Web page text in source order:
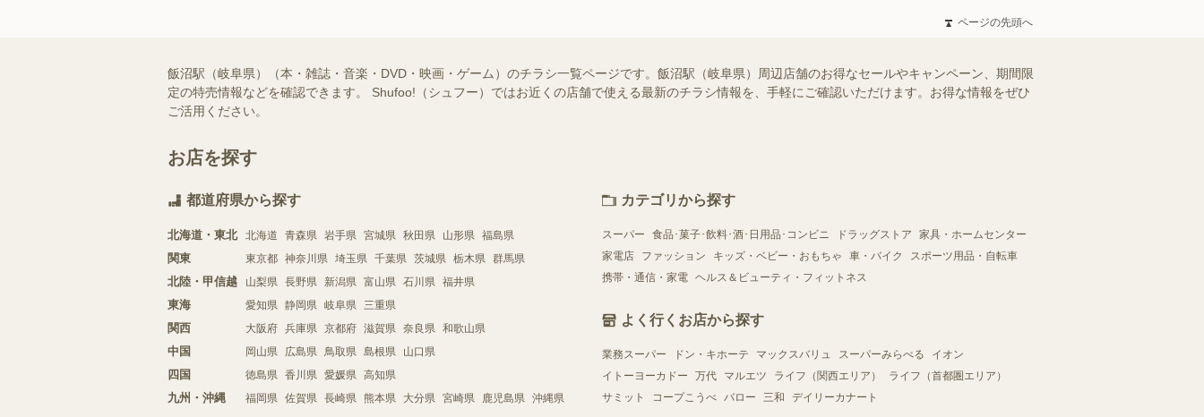
ページの先頭へ
飯沼駅（岐阜県）（本・雑誌・音楽・DVD・映画・ゲーム）のチラシ一覧ページです。飯沼駅（岐阜県）周辺店舗のお得なセールやキャンペーン、期間限
定の特売情報などを確認できます。 Shufoo!（シュフー）ではお近くの店舗で使える最新のチラシ情報を、手軽にご確認いただけます。お得な情報をぜひ
ご活用ください。
お店を探す
都道府県から探す
北海道・東北 北海道 青森県 岩手県 宮城県 秋田県 山形県 福島県
関東 東京都 神奈川県 埼玉県 千葉県 茨城県 栃木県 群馬県
北陸・甲信越 山梨県 長野県 新潟県 富山県 石川県 福井県
東海 愛知県 静岡県 岐阜県 三重県
関西 大阪府 兵庫県 京都府 滋賀県 奈良県 和歌山県
中国 岡山県 広島県 鳥取県 島根県 山口県
四国 徳島県 香川県 愛媛県 高知県
九州・沖縄 福岡県 佐賀県 長崎県 熊本県 大分県 宮崎県 鹿児島県 沖縄県
カテゴリから探す
スーパー 食品･菓子･飲料･酒･日用品･コンビニ ドラッグストア
家具・ホームセンター
家電店
ファッション キッズ・ベビー・おもちゃ 車・バイク
スポーツ用品・自転車
携帯・通信・家電 ヘルス＆ビューティ・フィットネス
よく行くお店から探す
業務スーパー ドン・キホーテ マックスバリュ スーパーみらべる
イオン
イトーヨーカドー
万代 マルエツ ライフ（関西エリア）
ライフ（首都圏エリア）
サミット
コープこうべ バロー 三和 デイリーカナート